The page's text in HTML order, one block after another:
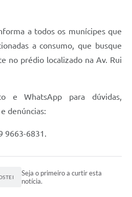
a todos os munícipes que
a consumo, que busque
no prédio localizado na Av. Rui
e WhatsApp para dúvidas,
denúncias:
9663-6831.
Seja o primeiro a curtir esta
notícia.